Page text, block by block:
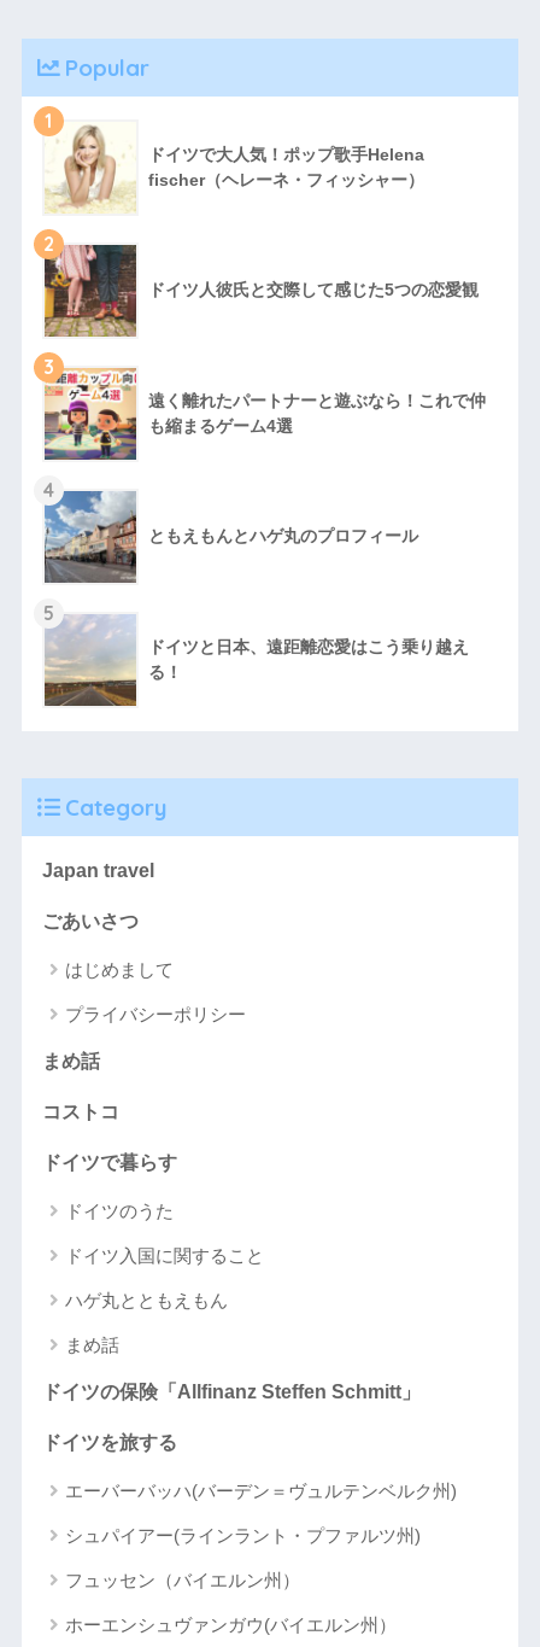
Popular
1
ドイツで大人気！ポップ歌手Helena
fischer（ヘレーネ・フィッシャー）
2
ドイツ人彼氏と交際して感じた5つの恋愛観
3
遠く離れたパートナーと遊ぶなら！これで仲
も縮まるゲーム4選
4
ともえもんとハゲ丸のプロフィール
5
ドイツと日本、遠距離恋愛はこう乗り越え
る！
Category
Japan travel
ごあいさつ
はじめまして
プライバシーポリシー
まめ話
コストコ
ドイツで暮らす
ドイツのうた
ドイツ入国に関すること
ハゲ丸とともえもん
まめ話
ドイツの保険「Allfinanz Steffen Schmitt」
ドイツを旅する
エーバーバッハ(バーデン＝ヴュルテンベルク州)
シュパイアー(ラインラント・プファルツ州)
フュッセン（バイエルン州）
ホーエンシュヴァンガウ(バイエルン州）